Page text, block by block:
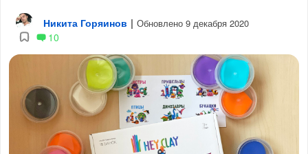
Никита Горяинов | Обновлено 9 декабря 2020
10